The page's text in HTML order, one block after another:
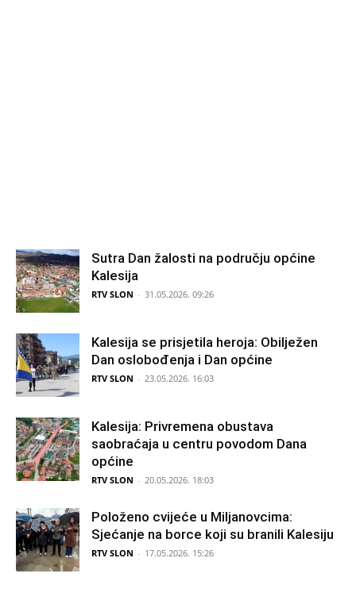
Sutra Dan žalosti na području općine
Kalesija
RTV SLON - 31.05.2026. 09:26
Kalesija se prisjetila heroja: Obilježen
Dan oslobođenja i Dan općine
RTV SLON - 23.05.2026. 16:03
Kalesija: Privremena obustava
saobraćaja u centru povodom Dana
općine
RTV SLON - 20.05.2026. 18:03
Položeno cvijeće u Miljanovcima:
Sjećanje na borce koji su branili Kalesiju
RTV SLON - 17.05.2026. 15:26